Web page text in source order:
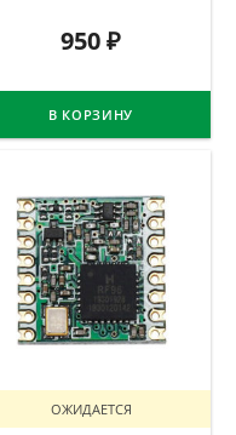
950₽
В КОРЗИНУ
ОЖИДАЕТСЯ